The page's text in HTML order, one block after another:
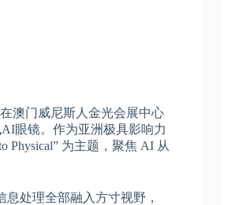
澳门威尼斯人金光会展中心
眼镜。作为亚洲极具影响力
Physical” 为主题，聚焦 AI 从
处理全部融入方寸视野，